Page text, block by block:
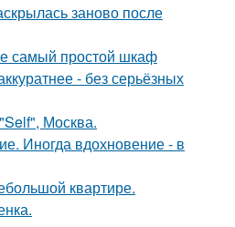
заново после
самый простой шкаф
- без серьёзных
Москва.
Иногда вдохновение - в
квартире.